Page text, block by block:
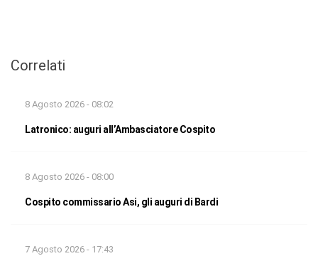
Correlati
8 Agosto 2026 - 08:02
Latronico: auguri all’Ambasciatore Cospito
8 Agosto 2026 - 08:00
Cospito commissario Asi, gli auguri di Bardi
7 Agosto 2026 - 17:43